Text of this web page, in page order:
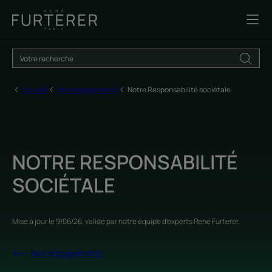
Accueil Nos engagements Notre Responsabilité sociétale
NOTRE RESPONSABILITÉ
SOCIÉTALE
Mise à jour le9/06/26, validé parnotre équipe d'experts René Furterer.
Nos engagements